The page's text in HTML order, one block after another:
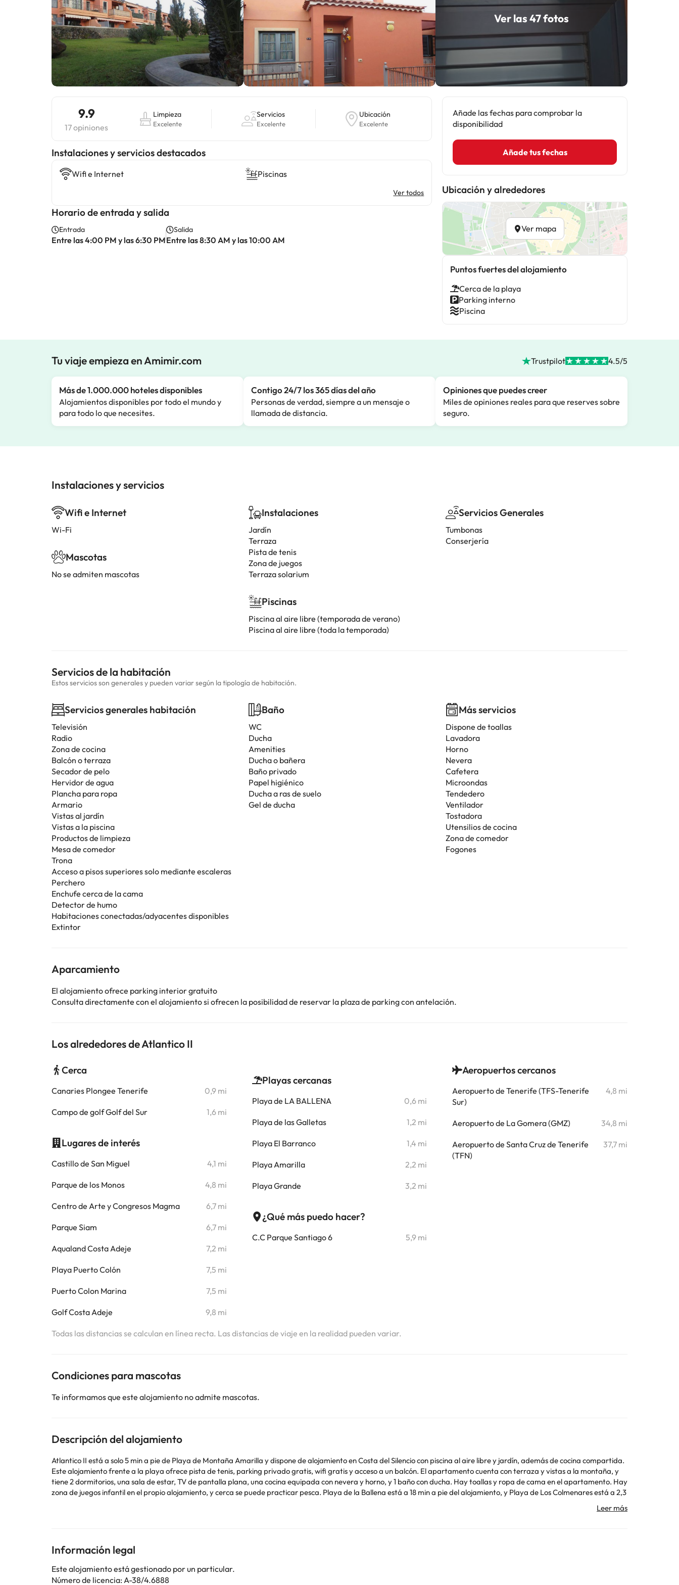
Ver las 47 fotos
9.9
17 opiniones
Limpieza
Excelente
Servicios
Excelente
Ubicación
Excelente
Instalaciones y servicios destacados
Wifi e Internet Piscinas
Ver todos
Horario de entrada y salida
Entrada
Entre las 4:00 PM y las 6:30 PM
Salida
Entre las 8:30 AM y las 10:00 AM
Añade las fechas para comprobar la
disponibilidad
Añade tus fechas
Ubicación y alrededores
Ver mapa
Puntos fuertes del alojamiento
Cerca de la playa
Parking interno
Piscina
Tu viaje empieza en Amimir.com Trustpilot 4.5/5
Más de 1.000.000 hoteles disponibles
Alojamientos disponibles por todo el mundo y
para todo lo que necesites.
Contigo 24/7 los 365 días del año
Personas de verdad, siempre a un mensaje o
llamada de distancia.
Opiniones que puedes creer
Miles de opiniones reales para que reserves sobre
seguro.
Instalaciones y servicios
Wifi e Internet
Wi-Fi
Mascotas
No se admiten mascotas
Instalaciones
Jardín
Terraza
Pista de tenis
Zona de juegos
Terraza solarium
Piscinas
Piscina al aire libre (temporada de verano)
Piscina al aire libre (toda la temporada)
Servicios Generales
Tumbonas
Conserjería
Servicios de la habitación
Estos servicios son generales y pueden variar según la tipología de habitación.
Servicios generales habitación
Televisión
Radio
Zona de cocina
Balcón o terraza
Secador de pelo
Hervidor de agua
Plancha para ropa
Armario
Vistas al jardín
Vistas a la piscina
Productos de limpieza
Mesa de comedor
Trona
Acceso a pisos superiores solo mediante escaleras
Perchero
Enchufe cerca de la cama
Detector de humo
Habitaciones conectadas/adyacentes disponibles
Extintor
Baño
WC
Ducha
Amenities
Ducha o bañera
Baño privado
Papel higiénico
Ducha a ras de suelo
Gel de ducha
Más servicios
Dispone de toallas
Lavadora
Horno
Nevera
Cafetera
Microondas
Tendedero
Ventilador
Tostadora
Utensilios de cocina
Zona de comedor
Fogones
Aparcamiento
El alojamiento ofrece parking interior gratuito
Consulta directamente con el alojamiento si ofrecen la posibilidad de reservar la plaza de parking con antelación.
Los alrededores de Atlantico II
Cerca
Canaries Plongee Tenerife 0,9 mi
Campo de golf Golf del Sur 1,6 mi
Lugares de interés
Castillo de San Miguel 4,1 mi
Parque de los Monos 4,8 mi
Centro de Arte y Congresos Magma 6,7 mi
Parque Siam 6,7 mi
Aqualand Costa Adeje 7,2 mi
Playa Puerto Colón 7,5 mi
Puerto Colon Marina 7,5 mi
Golf Costa Adeje 9,8 mi
Playas cercanas
Playa de LA BALLENA 0,6 mi
Playa de las Galletas 1,2 mi
Playa El Barranco 1,4 mi
Playa Amarilla 2,2 mi
Playa Grande 3,2 mi
¿Qué más puedo hacer?
C.C Parque Santiago 6 5,9 mi
Aeropuertos cercanos
Aeropuerto de Tenerife (TFS-Tenerife
Sur)
4,8 mi
Aeropuerto de La Gomera (GMZ) 34,8 mi
Aeropuerto de Santa Cruz de Tenerife
(TFN)
37,7 mi
Todas las distancias se calculan en línea recta. Las distancias de viaje en la realidad pueden variar.
Condiciones para mascotas
Te informamos que este alojamiento no admite mascotas.
Descripción del alojamiento
Atlantico II está a solo 5 min a pie de Playa de Montaña Amarilla y dispone de alojamiento en Costa del Silencio con piscina al aire libre y jardín, además de cocina compartida.
Este alojamiento frente a la playa ofrece pista de tenis, parking privado gratis, wifi gratis y acceso a un balcón. El apartamento cuenta con terraza y vistas a la montaña, y
tiene 2 dormitorios, una sala de estar, TV de pantalla plana, una cocina equipada con nevera y horno, y 1 baño con ducha. Hay toallas y ropa de cama en el apartamento. Hay
zona de juegos infantil en el propio alojamiento, y cerca se puede practicar pesca. Playa de la Ballena está a 18 min a pie del alojamiento, y Playa de Los Colmenares está a 2,3
peticiones especiales están sujetas a disponibilidad y pueden comportar suplementos. Gestionado por un particular
Algunos de los servicios detallados pueden ser de pago. Puedes consultar sus tarifas directamente en el establecimiento. Toda la información de esta ficha está sujeta a
cambios por parte del alojamiento. Si tienes dudas, contáctanos.
Información legal
Este alojamiento está gestionado por un particular.
Número de licencia: A-38/4.6888